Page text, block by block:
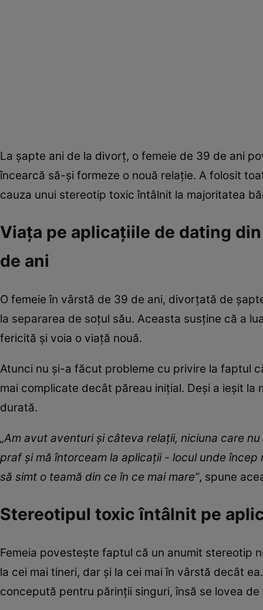
La șapte ani de la divorț, o femeie de 39 de ani
încearcă să-și formeze o nouă relație. A folosit
cauza unui stereotip toxic întâlnit la majoritatea
Viața pe aplicațiile de dating
de ani
O femeie în vârstă de 39 de ani, divorțată de
la separarea de soțul său. Aceasta susține că a
fericită și voia o viață nouă.
Atunci nu și-a făcut probleme cu privire la faptul
mai complicate decât păreau inițial. Deși a ieșit la
durată.
„Am avut aventuri și câteva relații, niciuna care
praf și mă întorceam la aplicații - locul unde
să simt o teamă din ce în ce mai mare”, spune
Stereotipul toxic întâlnit pe
Femeia povestește faptul că un anumit stereotip
la cei mai tineri, dar și la cei mai în vârstă decât
concepută pentru părinții singuri, însă se lovea